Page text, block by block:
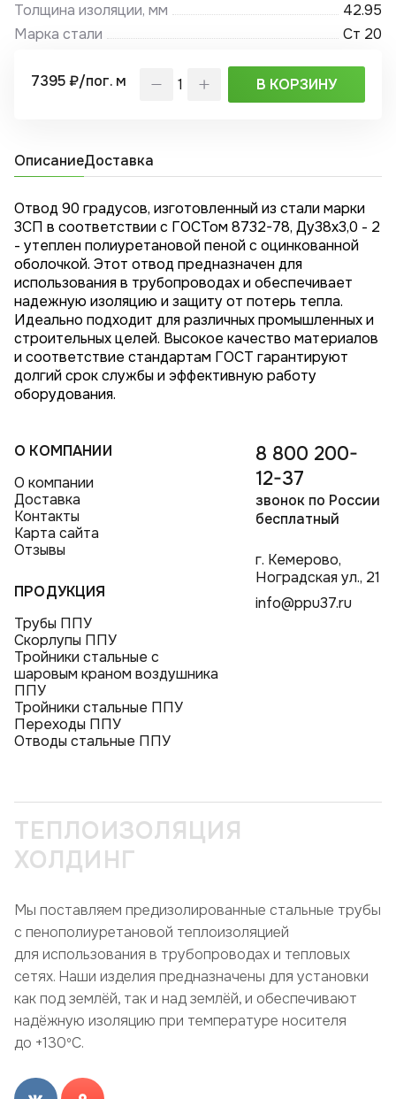
Толщина изоляции, мм
42.95
Марка стали
Ст 20
7395 ₽/пог. м В КОРЗИНУ
ОписаниеДоставка
Отвод 90 градусов, изготовленный из стали марки
3СП в соответствии с ГОСТом 8732-78, Ду38x3,0 - 2
- утеплен полиуретановой пеной с оцинкованной
оболочкой. Этот отвод предназначен для
использования в трубопроводах и обеспечивает
надежную изоляцию и защиту от потерь тепла.
Идеально подходит для различных промышленных и
строительных целей. Высокое качество материалов
и соответствие стандартам ГОСТ гарантируют
долгий срок службы и эффективную работу
оборудования.
О КОМПАНИИ
О компании
Доставка
Контакты
Карта сайта
Отзывы
ПРОДУКЦИЯ
Трубы ППУ
Скорлупы ППУ
Тройники стальные с
шаровым краном воздушника
ППУ
Тройники стальные ППУ
Переходы ППУ
Отводы стальные ППУ
8 800 200-
12-37
звонок по России
бесплатный
г. Кемерово,
Ноградская ул., 21
info@ppu37.ru
ТЕПЛОИЗОЛЯЦИЯ
ХОЛДИНГ
Мы поставляем предизолированные стальные трубы
с пенополиуретановой теплоизоляцией
для использования в трубопроводах и тепловых
сетях. Наши изделия предназначены для установки
как под землёй, так и над землёй, и обеспечивают
надёжную изоляцию при температуре носителя
до +130ºC.